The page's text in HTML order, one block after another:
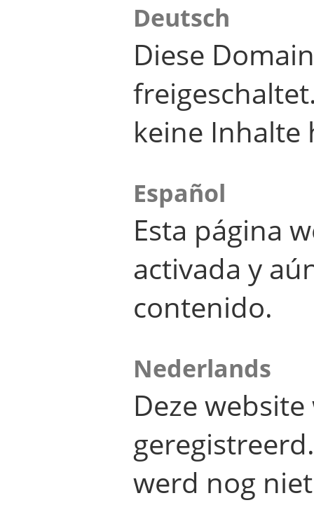
Deutsch
Diese
keine Inhalte
Español
Esta página
activada y
contenido.
Nederlands
Deze
werd nog